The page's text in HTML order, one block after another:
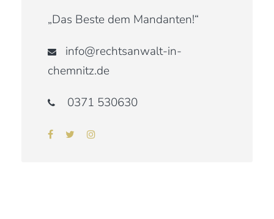
„Das Beste dem Mandanten!“
info@rechtsanwalt-in-
chemnitz.de
0371 530630